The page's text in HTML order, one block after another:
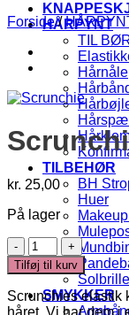
HÅRPYNT
TIL
Hårnåle
TILBEHØR
BH
Huer
SMYKKER
Forside /
kr. 25,00
På lager
Scrunchie
antal
Tilføj til kurv
Scrunchies elastik
håret. Vi har dem i